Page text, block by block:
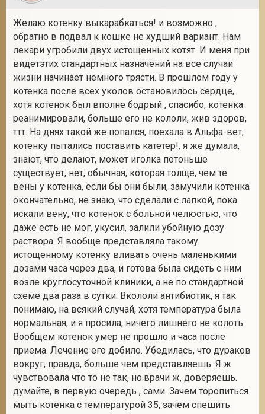
Желаю котенку выкарабкаться! и возможно ,
обратно в подвал к кошке не худший вариант. Нам
лекари угробили двух истощенных котят. И меня при
видетэтих стандартных назначений на все случаи
жизни начинает немного трясти. В прошлом году у
котенка после всех уколов остановилось сердце,
хотя котенок был вполне бодрый , спасибо, котенка
реанимировали, больше его не кололи, жив здоров,
ттт. На днях такой же попался, поехала в Альфа-вет,
котенку пытались поставить катетер!, я же думала,
знают, что делают, может иголка потоньше
существует, нет, обычная, которая толще, чем те
вены у котенка, если бы они были, замучили котенка
окончательно, не знаю, что сделали с лапкой, пока
искали вену, что котенок с больной челюстью, что
даже есть не мог, укусил, залили убойную дозу
раствора. Я вообще представляла такому
истощенному котенку вливать очень маленькими
дозами часа через два, и готова была сидеть с ним
возле круглосуточной клиники, а не по стандартной
схеме два раза в сутки. Вкололи антибиотик, я так
понимаю, на всякий случай, хотя температура была
нормальная, и я просила, ничего лишнего не колоть.
Вообщем котенок умер не прошло и часа после
приема. Лечение его добило. Убедилась, что дураков
вокруг, правда, больше чем представляешь. Я ж
чувствовала что то не так, но.врачи ж, доверяешь.
думайте, в первую очередь , сами. Зачем торопиться
мыть котенка с температурой 35, зачем спешить